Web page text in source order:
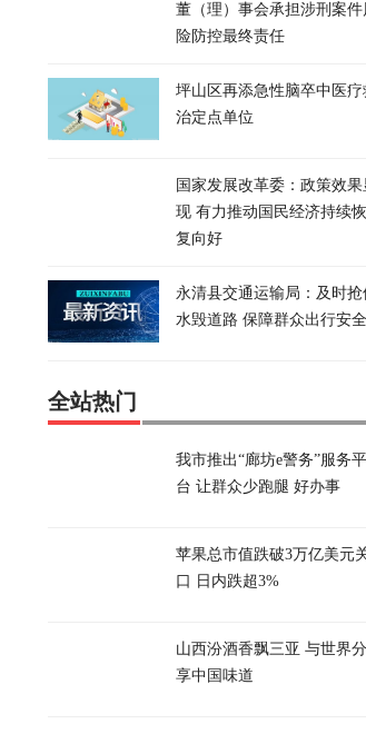
董（理）事会承担涉刑案件
险防控最终责任
坪山区再添急性脑卒中医疗
治定点单位
国家发展改革委：政策效果
现 有力推动国民经济持续恢
复向好
永清县交通运输局：及时抢
水毁道路 保障群众出行安全
全站热门
我市推出“廊坊e警务”服务平
台 让群众少跑腿 好办事
苹果总市值跌破3万亿美元
口 日内跌超3%
山西汾酒香飘三亚 与世界分
享中国味道